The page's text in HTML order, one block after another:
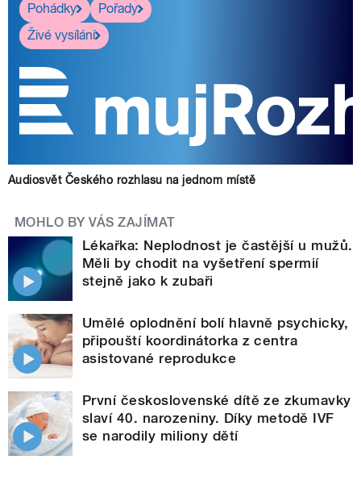
Pohádky
Pořady
Živé vysílání
Audiosvět Českého rozhlasu na jednom místě
MOHLO BY VÁS ZAJÍMAT
Lékařka: Neplodnost je častější u mužů.
Měli by chodit na vyšetření spermií
stejně jako k zubaři
Umělé oplodnění bolí hlavně psychicky,
připouští koordinátorka z centra
asistované reprodukce
První československé dítě ze zkumavky
slaví 40. narozeniny. Díky metodě IVF
se narodily miliony dětí